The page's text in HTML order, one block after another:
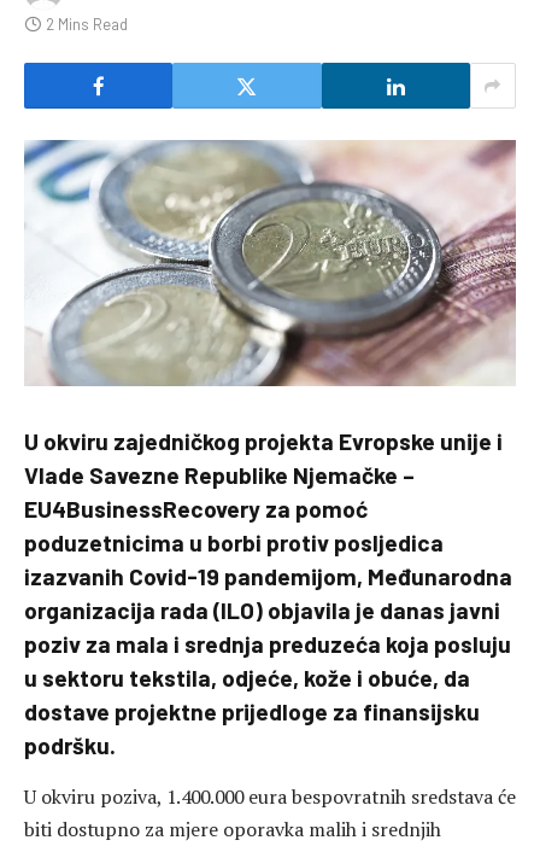
2 Mins Read
U okviru zajedničkog projekta Evropske unije i
Vlade Savezne Republike Njemačke –
EU4BusinessRecovery za pomoć
poduzetnicima u borbi protiv posljedica
izazvanih Covid-19 pandemijom, Međunarodna
organizacija rada (ILO) objavila je danas javni
poziv za mala i srednja preduzeća koja posluju
u sektoru tekstila, odjeće, kože i obuće, da
dostave projektne prijedloge za finansijsku
podršku.
U okviru poziva, 1.400.000 eura bespovratnih sredstava će
biti dostupno za mjere oporavka malih i srednjih